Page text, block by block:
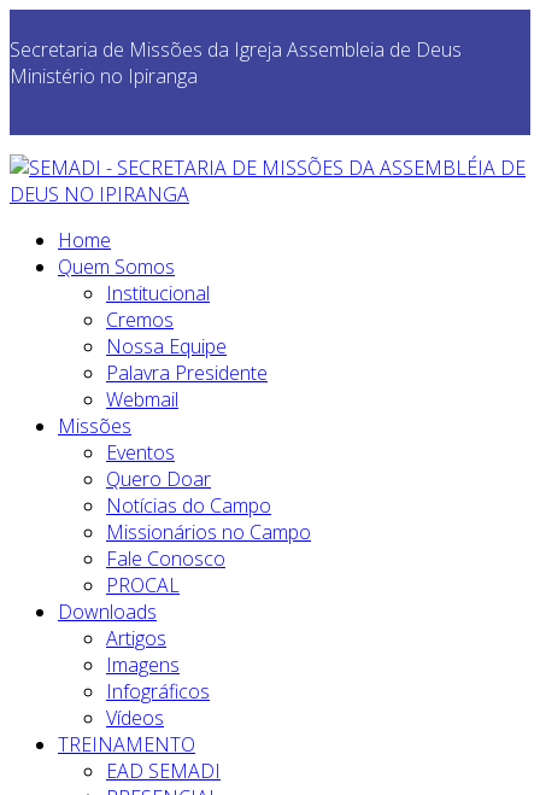
Secretaria de Missões da Igreja Assembleia de Deus
Ministério no Ipiranga
Home
Quem Somos
Institucional
Cremos
Nossa Equipe
Palavra Presidente
Webmail
Missões
Eventos
Quero Doar
Notícias do Campo
Missionários no Campo
Fale Conosco
PROCAL
Downloads
Artigos
Imagens
Infográficos
Vídeos
TREINAMENTO
EAD SEMADI